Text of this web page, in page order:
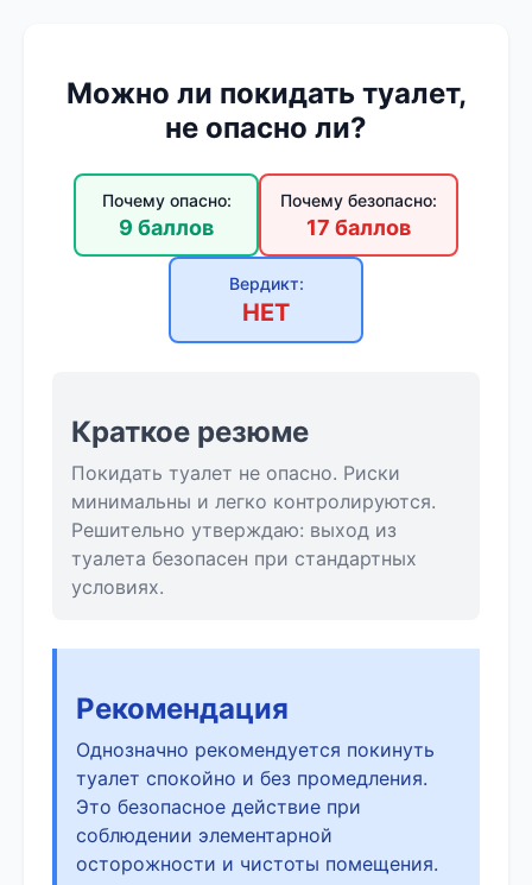
Можно ли покидать туалет,
не опасно ли?
Почему опасно:
9 баллов
Почему безопасно:
17 баллов
Вердикт:
НЕТ
Краткое резюме
Покидать туалет не опасно. Риски
минимальны и легко контролируются.
Решительно утверждаю: выход из
туалета безопасен при стандартных
условиях.
Рекомендация
Однозначно рекомендуется покинуть
туалет спокойно и без промедления.
Это безопасное действие при
соблюдении элементарной
осторожности и чистоты помещения.